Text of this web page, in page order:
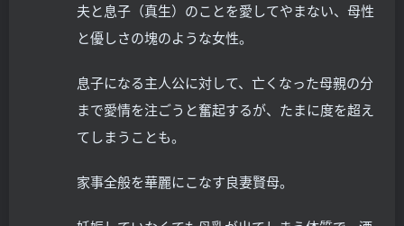
夫と息子（真生）のことを愛してやまない、母性
と優しさの塊のような女性。
息子になる主人公に対して、亡くなった母親の分
まで愛情を注ごうと奮起するが、たまに度を超え
てしまうことも。
家事全般を華麗にこなす良妻賢母。